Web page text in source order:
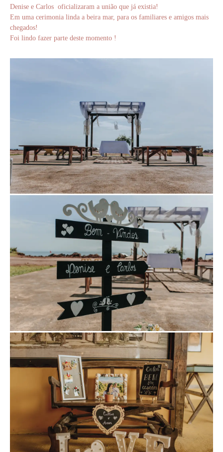
Denise e Carlos oficializaram a união que já existia!
Em uma cerimonia linda a beira mar, para os familiares e amigos mais
chegados!
Foi lindo fazer parte deste momento !